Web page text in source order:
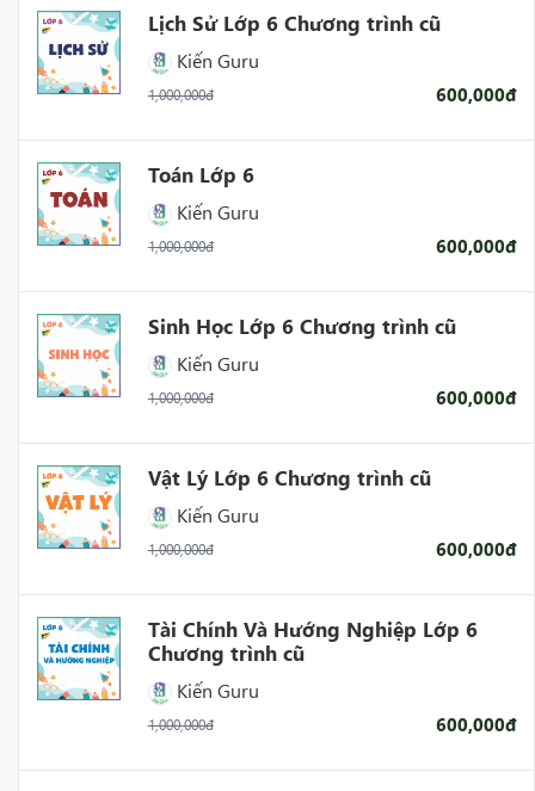
Lịch Sử Lớp 6 Chương trình cũ
Kiến Guru
1,000,000đ 600,000đ
Toán Lớp 6
Kiến Guru
1,000,000đ 600,000đ
Sinh Học Lớp 6 Chương trình cũ
Kiến Guru
1,000,000đ 600,000đ
Vật Lý Lớp 6 Chương trình cũ
Kiến Guru
1,000,000đ 600,000đ
Tài Chính Và Hướng Nghiệp Lớp 6
Chương trình cũ
Kiến Guru
1,000,000đ 600,000đ